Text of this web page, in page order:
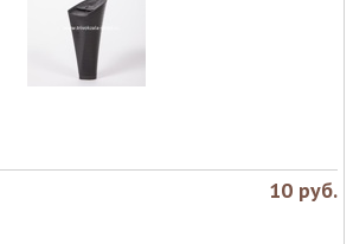
10 руб.